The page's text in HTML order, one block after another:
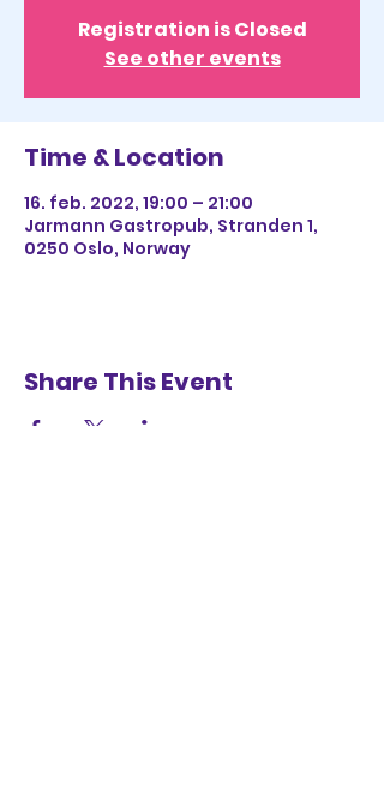
Registration is Closed
See other events
Time & Location
16. feb. 2022, 19:00 – 21:00
Jarmann Gastropub, Stranden 1,
0250 Oslo, Norway
Share This Event